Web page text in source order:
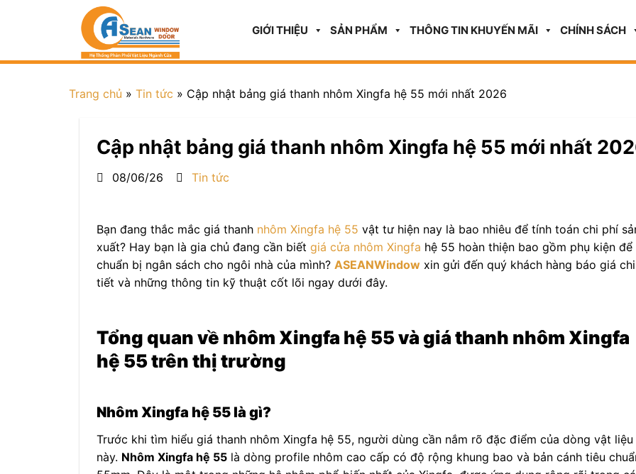
GIỚI THIỆU SẢN PHẨM THÔNG TIN KHUYẾN MÃI CHÍNH SÁCH
Trang chủ » Tin tức » Cập nhật bảng giá thanh nhôm Xingfa hệ 55 mới nhất 2026
Cập nhật bảng giá thanh nhôm Xingfa hệ 55 mới nhất
08/06/26 Tin tức
Bạn đang thắc mắc giá thanh nhôm Xingfa hệ 55 vật tư hiện nay là bao nhiêu để tính toán chi phí
xuất? Hay bạn là gia chủ đang cần biết giá cửa nhôm Xingfa hệ 55 hoàn thiện bao gồm phụ kiện để
chuẩn bị ngân sách cho ngôi nhà của mình? ASEANWindow xin gửi đến quý khách hàng báo giá chi
tiết và những thông tin kỹ thuật cốt lõi ngay dưới đây.
Tổng quan về nhôm Xingfa hệ 55 và giá thanh nhôm Xingfa
hệ 55 trên thị trường
Nhôm Xingfa hệ 55 là gì?
Trước khi tìm hiểu giá thanh nhôm Xingfa hệ 55, người dùng cần nắm rõ đặc điểm của dòng vật liệu
này. Nhôm Xingfa hệ 55 là dòng profile nhôm cao cấp có độ rộng khung bao và bản cánh tiêu